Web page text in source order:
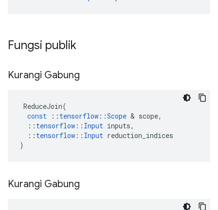
Fungsi publik
Kurangi Gabung
ReduceJoin(
const
:: tensorflow ::Scope & scope,
:: tensorflow :: Input inputs,
:: tensorflow :: Input reduction_indices
)
Kurangi Gabung